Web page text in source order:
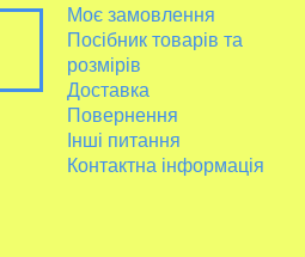
Моє замовлення
Посібник товарів та
розмірів
Доставка
Повернення
Інші питання
Контактна інформація